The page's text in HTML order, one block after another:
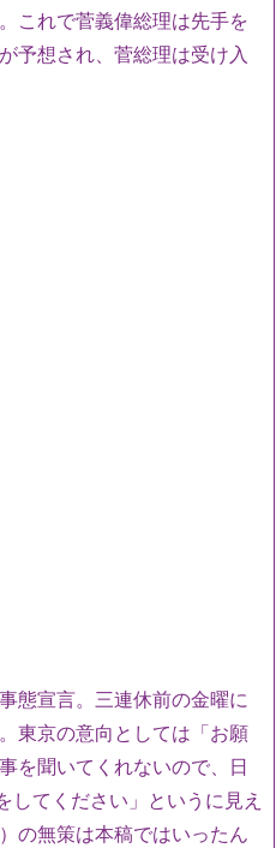
これで菅義偉総理は先手を
予想され、菅総理は受け入
態宣言。三連休前の金曜に
東京の意向としては「お願
を聞いてくれないので、日
てください」というに見え
の無策は本稿ではいったん